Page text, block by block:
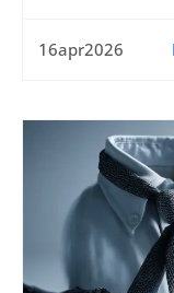
16apr2026